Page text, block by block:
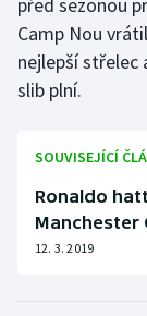
Vodní slalom
Volejbal
před sezonou
Camp Nou
nejlepší
slib plní.
SOUVISEJÍCÍ
Ronaldo
Manchester
12. 3. 2019